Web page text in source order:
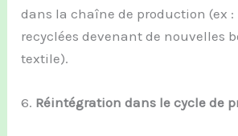
dans la chaîne de production (ex
recyclées devenant de nouvelles
textile).
6. Réintégration dans le cycle de